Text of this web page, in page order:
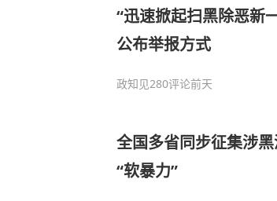
“迅速掀起扫黑除恶新
公布举报方式
政知见280评论前天
全国多省同步征集涉
“软暴力”